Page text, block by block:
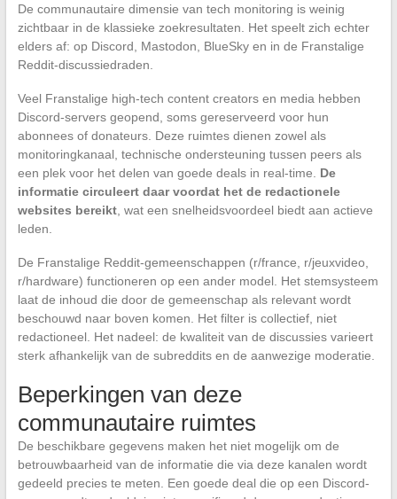
De communautaire dimensie van tech monitoring is weinig
zichtbaar in de klassieke zoekresultaten. Het speelt zich echter
elders af: op Discord, Mastodon, BlueSky en in de Franstalige
Reddit-discussiedraden.
Veel Franstalige high-tech content creators en media hebben
Discord-servers geopend, soms gereserveerd voor hun
abonnees of donateurs. Deze ruimtes dienen zowel als
monitoringkanaal, technische ondersteuning tussen peers als
een plek voor het delen van goede deals in real-time. De
informatie circuleert daar voordat het de redactionele
websites bereikt, wat een snelheidsvoordeel biedt aan actieve
leden.
De Franstalige Reddit-gemeenschappen (r/france, r/jeuxvideo,
r/hardware) functioneren op een ander model. Het stemsysteem
laat de inhoud die door de gemeenschap als relevant wordt
beschouwd naar boven komen. Het filter is collectief, niet
redactioneel. Het nadeel: de kwaliteit van de discussies varieert
sterk afhankelijk van de subreddits en de aanwezige moderatie.
Beperkingen van deze
communautaire ruimtes
De beschikbare gegevens maken het niet mogelijk om de
betrouwbaarheid van de informatie die via deze kanalen wordt
gedeeld precies te meten. Een goede deal die op een Discord-